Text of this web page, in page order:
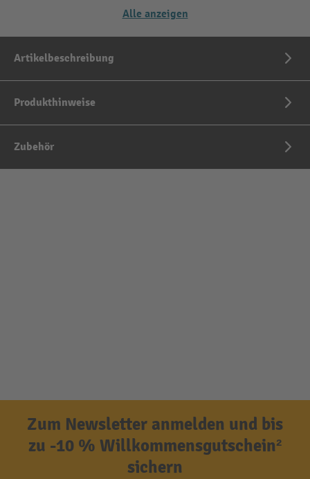
Alle anzeigen
Artikelbeschreibung
Produkthinweise
Zubehör
Zum Newsletter anmelden und bis
zu -10 % Willkommensgutschein²
sichern